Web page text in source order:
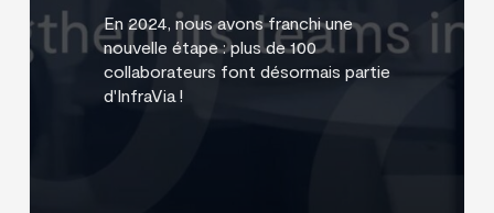
En 2024, nous avons franchi une
nouvelle étape : plus de 100
collaborateurs font désormais partie
d'InfraVia !